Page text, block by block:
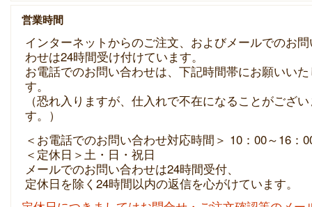
営業時間
インターネットからのご注文、およびメールでのお
わせは24時間受け付けています。
お電話でのお問い合わせは、下記時間帯にお願いい
す。
（恐れ入りますが、仕入れで不在になることがござ
す。）
＜お電話でのお問い合わせ対応時間＞ 10：00～16：
＜定休日＞土・日・祝日
メールでのお問い合わせは24時間受付、
定休日を除く24時間以内の返信を心がけています。